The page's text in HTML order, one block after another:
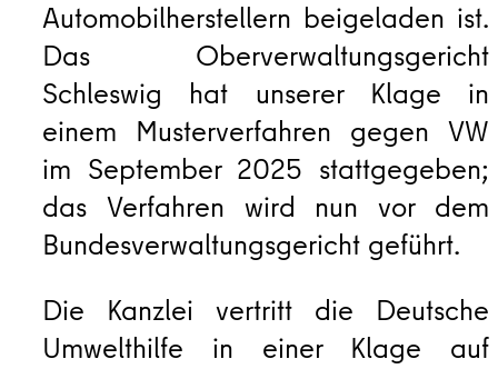
Automobilherstellern beigeladen ist.
Das Oberverwaltungsgericht
Schleswig hat unserer Klage in
einem Musterverfahren gegen VW
im September 2025 stattgegeben;
das Verfahren wird nun vor dem
Bundesverwaltungsgericht geführt.
Die Kanzlei vertritt die Deutsche
Umwelthilfe in einer Klage auf